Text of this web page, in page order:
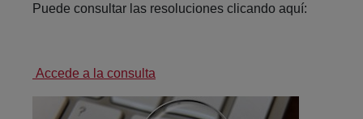
Puede consultar las resoluciones clicando aquí:
Accede a la consulta